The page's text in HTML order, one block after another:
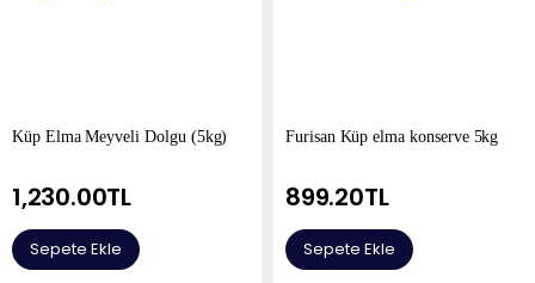
Küp Elma Meyveli Dolgu (5kg)
1,230.00TL
Sepete Ekle
Furisan Küp elma konserve 5kg
899.20TL
Sepete Ekle